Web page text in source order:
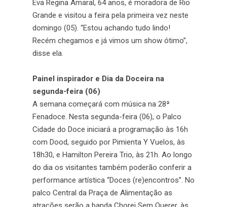
Eva Regina Amaral, 64 anos, é moradora de Rio
Grande e visitou a feira pela primeira vez neste
domingo (05). “Estou achando tudo lindo!
Recém chegamos e já vimos um show ótimo”,
disse ela.
Painel inspirador e Dia da Doceira na
segunda-feira (06)
A semana começará com música na 28ª
Fenadoce. Nesta segunda-feira (06), o Palco
Cidade do Doce iniciará a programação às 16h
com Dood, seguido por Pimienta Y Vuelos, às
18h30, e Hamilton Pereira Trio, às 21h. Ao longo
do dia os visitantes também poderão conferir a
performance artística “Doces (re)encontros”. No
palco Central da Praça de Alimentação as